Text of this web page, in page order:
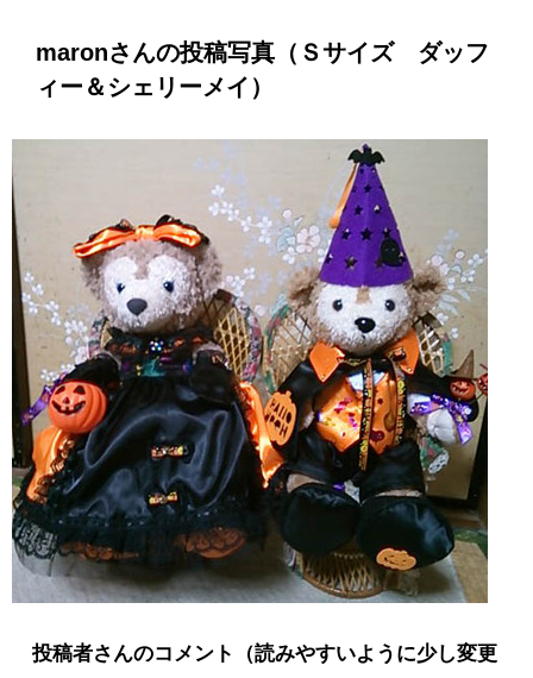
maronさんの投稿写真（Ｓサイズ ダッフ
ィー＆シェリーメイ）
投稿者さんのコメント（読みやすいように少し変更